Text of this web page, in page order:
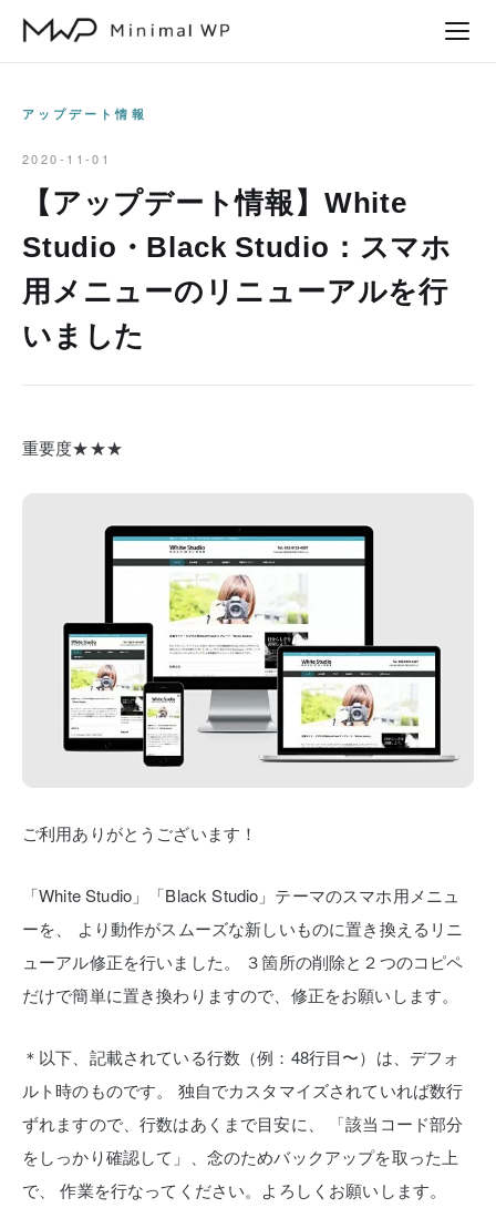
アップデート情報
2020-11-01
【アップデート情報】White
Studio・Black Studio：スマホ
用メニューのリニューアルを行
いました
重要度★★★
ご利用ありがとうございます！
「White Studio」「Black Studio」テーマのスマホ用メニュ
ーを、
より動作がスムーズな新しいものに置き換えるリニ
ューアル修正を行いました。
３箇所の削除と２つのコピペ
だけで簡単に置き換わりますので、修正をお願いします。
＊以下、記載されている行数（例：48行目〜）は、デフォ
ルト時のものです。
独自でカスタマイズされていれば数行
ずれますので、行数はあくまで目安に、
「該当コード部分
をしっかり確認して」、念のためバックアップを取った上
で、
作業を行なってください。よろしくお願いします。